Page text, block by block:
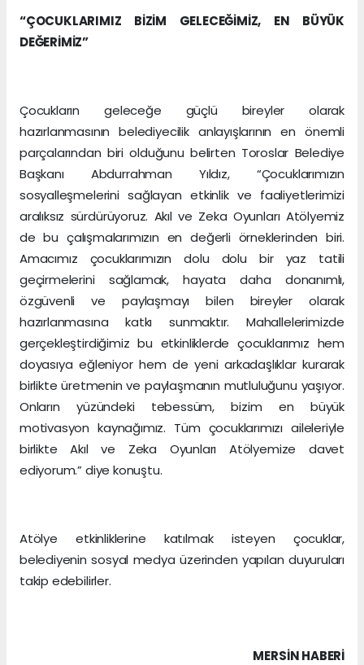
“ÇOCUKLARIMIZ BİZİM GELECEĞİMİZ, EN BÜYÜK
DEĞERİMİZ”
Çocukların geleceğe güçlü bireyler olarak
hazırlanmasının belediyecilik anlayışlarının en önemli
parçalarından biri olduğunu belirten Toroslar Belediye
Başkanı Abdurrahman Yıldız, “Çocuklarımızın
sosyalleşmelerini sağlayan etkinlik ve faaliyetlerimizi
aralıksız sürdürüyoruz. Akıl ve Zeka Oyunları Atölyemiz
de bu çalışmalarımızın en değerli örneklerinden biri.
Amacımız çocuklarımızın dolu dolu bir yaz tatili
geçirmelerini sağlamak, hayata daha donanımlı,
özgüvenli ve paylaşmayı bilen bireyler olarak
hazırlanmasına katkı sunmaktır. Mahallelerimizde
gerçekleştirdiğimiz bu etkinliklerde çocuklarımız hem
doyasıya eğleniyor hem de yeni arkadaşlıklar kurarak
birlikte üretmenin ve paylaşmanın mutluluğunu yaşıyor.
Onların yüzündeki tebessüm, bizim en büyük
motivasyon kaynağımız. Tüm çocuklarımızı aileleriyle
birlikte Akıl ve Zeka Oyunları Atölyemize davet
ediyorum.” diye konuştu.
Atölye etkinliklerine katılmak isteyen çocuklar,
belediyenin sosyal medya üzerinden yapılan duyuruları
takip edebilirler.
MERSIN HABERİ